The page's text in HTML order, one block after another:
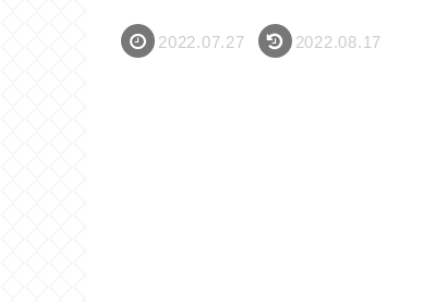
2022.07.27 2022.08.17